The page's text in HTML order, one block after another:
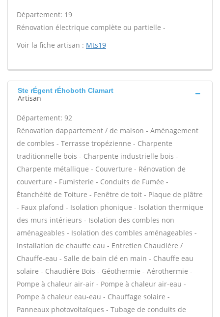
Département: 19
Rénovation électrique complète ou partielle -
Voir la fiche artisan : Mts19
Ste rÉgent rÉhoboth Clamart
Artisan
Département: 92
Rénovation dappartement / de maison - Aménagement
de combles - Terrasse tropézienne - Charpente
traditionnelle bois - Charpente industrielle bois -
Charpente métallique - Couverture - Rénovation de
couverture - Fumisterie - Conduits de Fumée -
Étanchéité de Toiture - Fenêtre de toit - Plaque de plâtre
- Faux plafond - Isolation phonique - Isolation thermique
des murs intérieurs - Isolation des combles non
aménageables - Isolation des combles aménageables -
Installation de chauffe eau - Entretien Chaudière /
Chauffe-eau - Salle de bain clé en main - Chauffe eau
solaire - Chaudière Bois - Géothermie - Aérothermie -
Pompe à chaleur air-air - Pompe à chaleur air-eau -
Pompe à chaleur eau-eau - Chauffage solaire -
Panneaux photovoltaïques - Tubage de conduits de